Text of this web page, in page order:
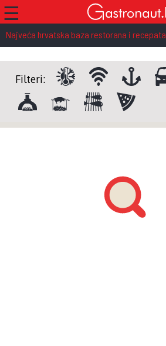
☰
Najveća hrvatska baza restorana i recepata
Filteri: